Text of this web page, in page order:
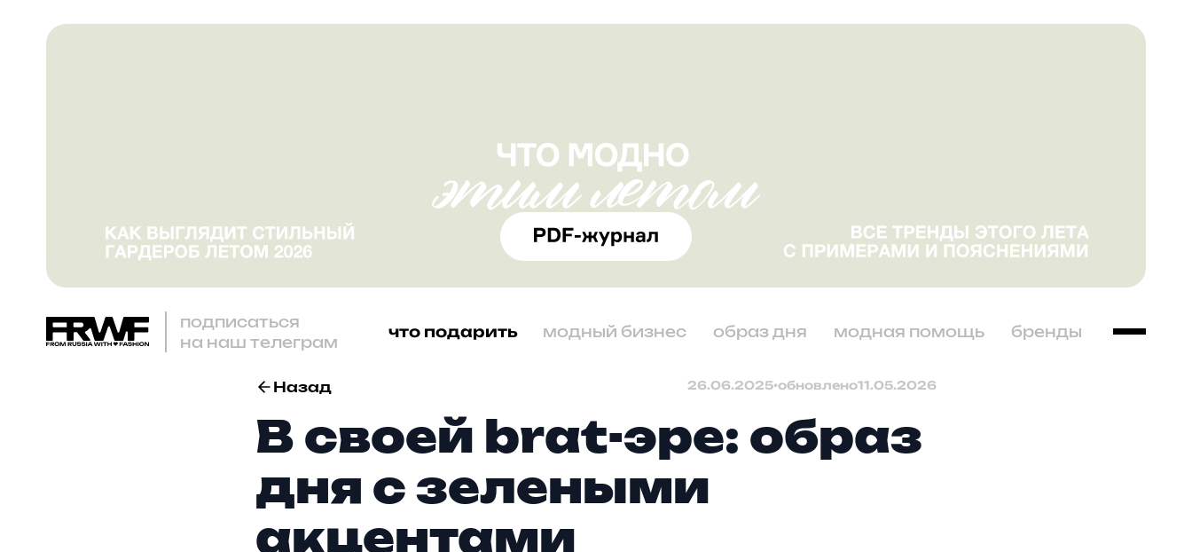
подписаться
на наш телеграм
что подарить модный бизнес образ дня модная помощь бренды
Назад 26.06.2025•обновлено11.05.2026
В своей brat-эре: образ
дня с зелеными
акцентами